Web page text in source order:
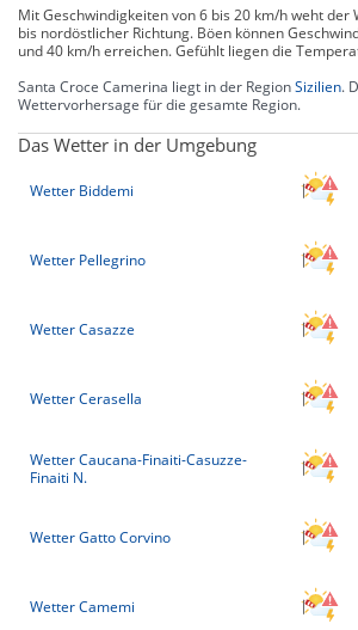
Mit Geschwindigkeiten von 6 bis 20 km/h weht der
bis nordöstlicher Richtung. Böen können
und 40 km/h erreichen. Gefühlt liegen die
Santa Croce Camerina liegt in der RegionSizilien.
Wettervorhersage für die gesamte Region.
Das Wetter in der Umgebung
Wetter Biddemi
Wetter Pellegrino
Wetter Casazze
Wetter Cerasella
Wetter Caucana-Finaiti-Casuzze-
Finaiti N.
Wetter Gatto Corvino
Wetter Camemi